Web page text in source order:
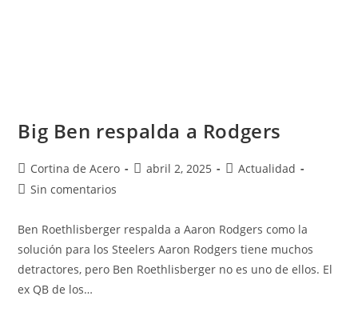
Big Ben respalda a Rodgers
Cortina de Acero abril 2, 2025
Actualidad
Sin comentarios
Ben Roethlisberger respalda a Aaron Rodgers como la
solución para los Steelers Aaron Rodgers tiene muchos
detractores, pero Ben Roethlisberger no es uno de ellos. El
ex QB de los…